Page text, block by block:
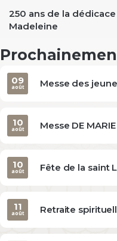
250 ans de la
Madeleine
Messe des
09
août
Messe DE
10
août
Fête de la saint
10
août
Retraite
11
août